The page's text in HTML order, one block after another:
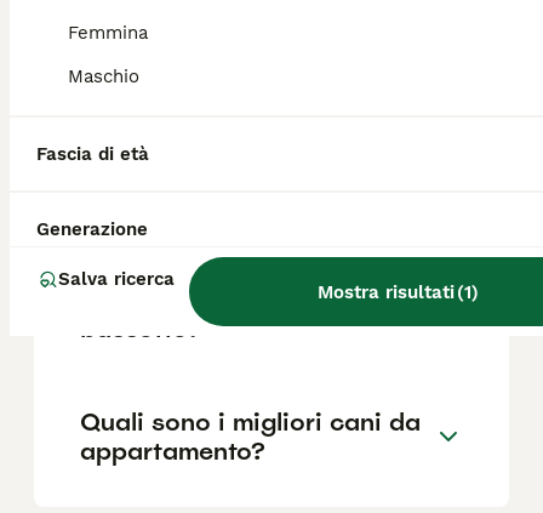
Femmina
Maschio
Fascia di età
Generazione
Salva ricerca
Mostra risultati(1)
bassotti?
Quanto dura un cane
bassotto?
Quali sono i migliori cani da
appartamento?